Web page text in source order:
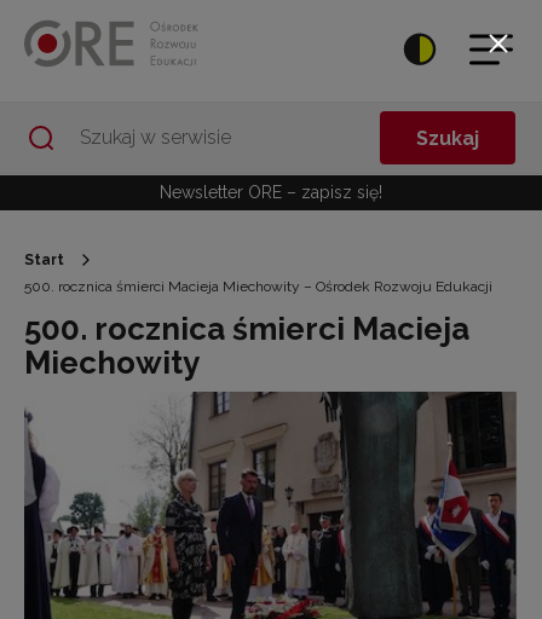
Szukaj
Newsletter ORE – zapisz się!
Start
500. rocznica śmierci Macieja Miechowity – Ośrodek Rozwoju Edukacji
500. rocznica śmierci Macieja
Miechowity